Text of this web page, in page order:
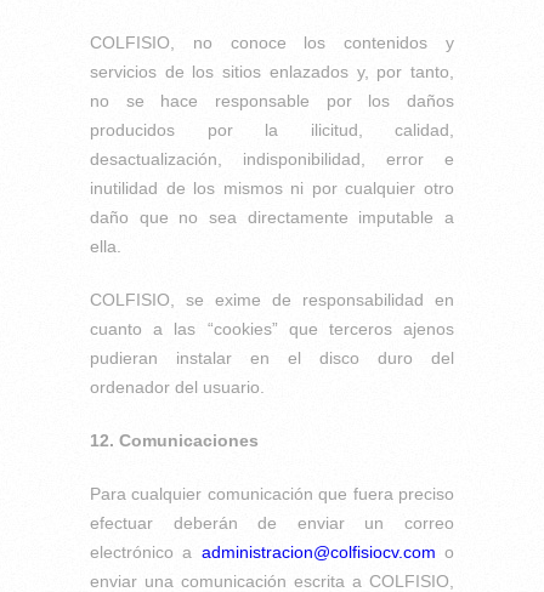
COLFISIO, no conoce los contenidos y
servicios de los sitios enlazados y, por tanto,
no se hace responsable por los daños
producidos por la ilicitud, calidad,
desactualización, indisponibilidad, error e
inutilidad de los mismos ni por cualquier otro
daño que no sea directamente imputable a
ella.
COLFISIO, se exime de responsabilidad en
cuanto a las “cookies” que terceros ajenos
pudieran instalar en el disco duro del
ordenador del usuario.
12. Comunicaciones
Para cualquier comunicación que fuera preciso
efectuar deberán de enviar un correo
electrónico a administracion@colfisiocv.com o
enviar una comunicación escrita a COLFISIO,